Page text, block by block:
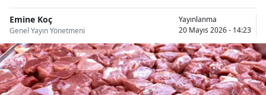
Bingöl
Bolu
Burdur
Emine Koç
Genel Yayın Yönetmeni
Yayınlanma
20 Mayıs 2026 - 14:23